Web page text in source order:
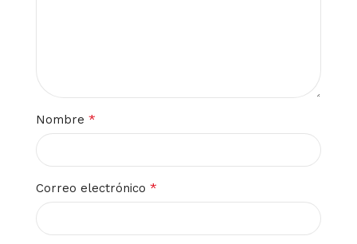
Nombre *
Correo electrónico *